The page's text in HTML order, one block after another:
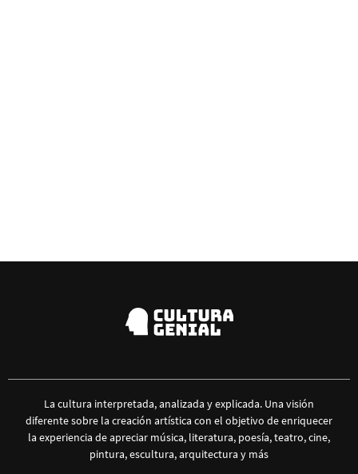
La cultura interpretada, analizada y explicada. Una visión
diferente sobre la creación artística con el objetivo de enriquecer
la experiencia de apreciar música, literatura, poesía, teatro, cine,
pintura, escultura, arquitectura y más